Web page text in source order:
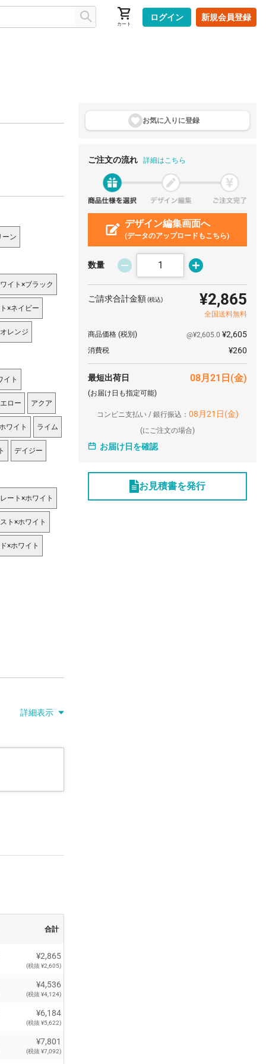
カート
ログイン 新規会員登録
ーン
イト×ブラック
×ネイビー
オレンジ
イト
ロー アクア
ワイト ライム
デイジー
ート×ホワイト
ト×ホワイト
×ホワイト
詳細表示
合計
¥2,865
(税抜 ¥2,605)
¥4,536
(税抜 ¥4,124)
¥6,184
(税抜 ¥5,622)
¥7,801
(税抜 ¥7,092)
お気に入りに登録
ご注文の流れ 詳細はこちら
デザイン編集画面へ
(データのアップロードもこちら)
数量
ご請求合計金額(税込) ¥2,865
全国送料無料
商品価格 (税別) @¥2,605.0 ¥2,605
消費税 ¥260
最短出荷日 08月21日(金)
(お届け日も指定可能)
コンビニ支払い / 銀行振込： 08月21日(金)
(にご注文の場合)
お届け日を確認
お見積書を発行